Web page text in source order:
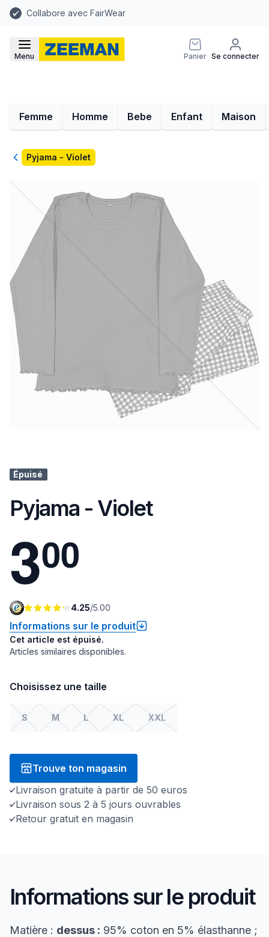
Collabore avec FairWear
Menu Panier Se connecter
Femme Homme Bebe Enfant Maison
RetourPyjama - Violet
Épuisé
Pyjama - Violet
300
4.25/5.00
Informations sur le produit
Cet article est épuisé.
Articles similaires disponibles.
Choisissez une taille
S M L XL XXL
Trouve ton magasin
Livraison gratuite à partir de 50 euros
Livraison sous 2 à 5 jours ouvrables
Retour gratuit en magasin
Informations sur le produit
Matière : dessus : 95% coton en 5% élasthanne ;